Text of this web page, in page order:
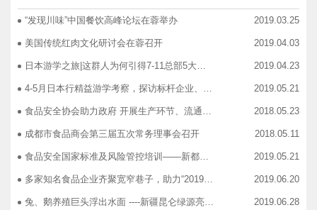
“发现川味”中国餐饮高峰论坛在蓉举办 2019.03.25
美国传统红肉文化研讨会在蓉召开 2019.04.03
日本游学之旅|这群人为何引得7-11总部5大高管集团出动 2019.04.23
4-5月日本行精益游学考察，探访标杆企业、解析成功密码 2019.05.21
食品安全协会助力政府 开展生产环节、流通环节、餐饮环节培训会 2018.05.23
成都市食品商会第三届五次常务理事会召开 2018.05.11
食品安全国家标准及风险管控培训——新都站、广汉站、简阳站 2019.05.21
多家知名食品企业齐聚宽窄巷子，助力“2019食品安全宣传周” 2019.06.20
兔、鹅养殖巨头浮出水面 ----新疆昆仑绿源亮相成都餐饮供应链展 引领绿色食材新高度 2019.06.28